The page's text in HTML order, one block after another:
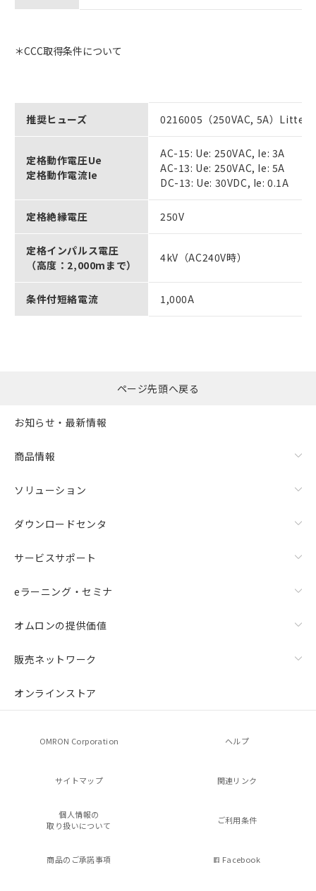
＊CCC取得条件について
推奨ヒューズ 0216005（250VAC, 5A）
定格動作電圧Ue
定格動作電流Ie
AC-15: Ue: 250VAC, Ie: 3A
AC-13: Ue: 250VAC, Ie: 5A
DC-13: Ue: 30VDC, Ie: 0.1A
定格絶縁電圧 250V
定格インパルス電圧
（高度：2,000mまで）
4kV（AC240V時）
条件付短絡電流 1,000A
ページ先頭へ戻る
お知らせ・最新情報
商品情報
ソリューション
ダウンロードセンタ
サービスサポート
eラーニング・セミナ
オムロンの提供価値
販売ネットワーク
オンラインストア
OMRON Corporation ヘルプ
サイトマップ 関連リンク
個人情報の
取り扱いについて
ご利用条件
商品のご承諾事項 Facebook